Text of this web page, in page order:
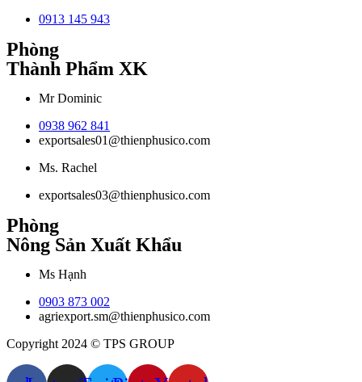
0913 145 943
Phòng
Thành Phẩm XK
Mr Dominic
0938 962 841
exportsales01@thienphusico.com
Ms. Rachel
exportsales03@thienphusico.com
Phòng
Nông Sản Xuất Khẩu
Ms Hạnh
0903 873 002
agriexport.sm@thienphusico.com
Copyright 2024 © TPS GROUP